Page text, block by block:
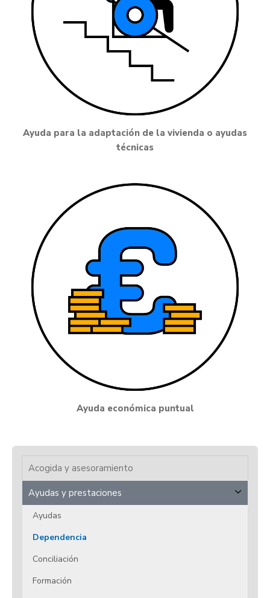
Ayuda para la adaptación de la vivienda o ayudas
técnicas
Ayuda económica puntual
Acogida y asesoramiento
Ayudas y prestaciones
Ayudas
Dependencia
Conciliación
Formación